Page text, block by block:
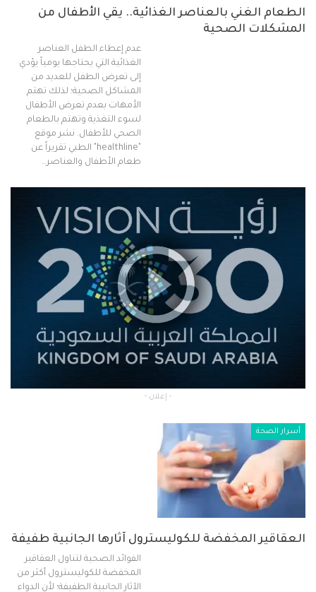
الطعام الغني بالعناصر الغذائية.. يقي الأطفال من
المشكلات الصحية
عدم إعطاء الطفل العناصر
الغذائية التي يحتاجها يومياً يؤدي
إلى تعرض الطفل للعديد من
المشاكل الصحية؛ لذلك تهتم
الأمهات بعدم تعرض الأطفال
لسوء التغذية وتهتم بالطعام
الصحي للأطفال. نشر موقع
"healthline" الطبي تقريراً عن
طعام الأطفال والعناصر…
- إعلان -
أسرار الصحة
العقاقير المخفضة للكوليسترول آثارها الجانبية طفيفة
الفوائد الصحية لتناول العقاقير
المخفضة للكوليسترول أكثر من
الآثار الجانبية الطفيفة؛ لأن الدواء